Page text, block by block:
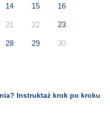
14 15 16
21 22 23
28 29 30
Instruktaż krok po kroku